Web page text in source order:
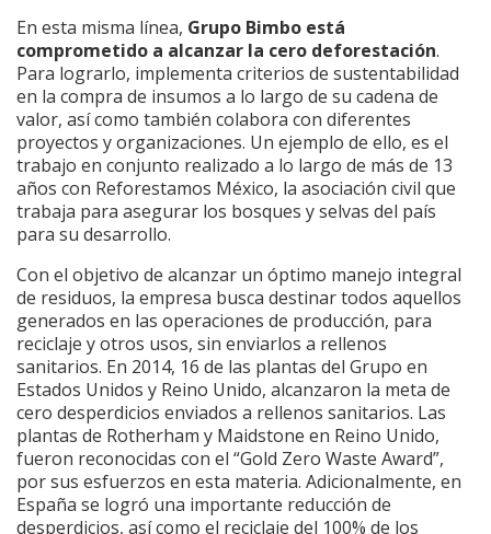
En esta misma línea, Grupo Bimbo está
comprometido a alcanzar la cero deforestación.
Para lograrlo, implementa criterios de sustentabilidad
en la compra de insumos a lo largo de su cadena de
valor, así como también colabora con diferentes
proyectos y organizaciones. Un ejemplo de ello, es el
trabajo en conjunto realizado a lo largo de más de 13
años con Reforestamos México, la asociación civil que
trabaja para asegurar los bosques y selvas del país
para su desarrollo.
Con el objetivo de alcanzar un óptimo manejo integral
de residuos, la empresa busca destinar todos aquellos
generados en las operaciones de producción, para
reciclaje y otros usos, sin enviarlos a rellenos
sanitarios. En 2014, 16 de las plantas del Grupo en
Estados Unidos y Reino Unido, alcanzaron la meta de
cero desperdicios enviados a rellenos sanitarios. Las
plantas de Rotherham y Maidstone en Reino Unido,
fueron reconocidas con el “Gold Zero Waste Award”,
por sus esfuerzos en esta materia. Adicionalmente, en
España se logró una importante reducción de
desperdicios, así como el reciclaje del 100% de los